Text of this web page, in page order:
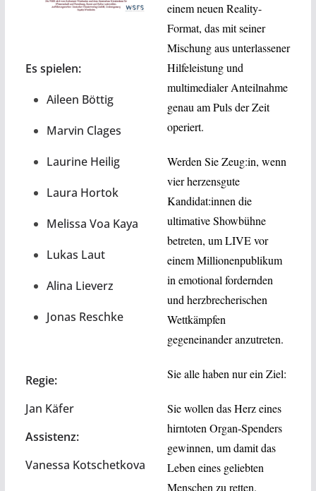
Es spielen:
Aileen Böttig
Marvin Clages
Laurine Heilig
Laura Hortok
Melissa Voa Kaya
Lukas Laut
Alina Lieverz
Jonas Reschke
Regie:
Jan Käfer
Assistenz:
Vanessa Kotschetkova
einem neuen Reality-
Format, das mit seiner
Mischung aus unterlassener
Hilfeleistung und
multimedialer Anteilnahme
genau am Puls der Zeit
operiert.
Werden Sie Zeug:in, wenn
vier herzensgute
Kandidat:innen die
ultimative Showbühne
betreten, um LIVE vor
einem Millionenpublikum
in emotional fordernden
und herzbrecherischen
Wettkämpfen
gegeneinander anzutreten.
Sie alle haben nur ein Ziel:
Sie wollen das Herz eines
hirntoten Organ-Spenders
gewinnen, um damit das
Leben eines geliebten
Menschen zu retten.